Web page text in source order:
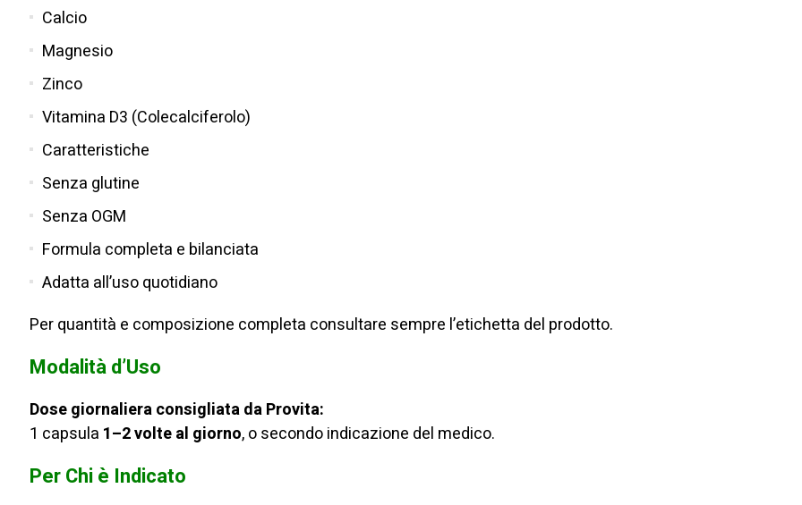
Calcio
Magnesio
Zinco
Vitamina D3 (Colecalciferolo)
Caratteristiche
Senza glutine
Senza OGM
Formula completa e bilanciata
Adatta all’uso quotidiano
Per quantità e composizione completa consultare sempre l’etichetta del prodotto.
Modalità d’Uso
Dose giornaliera consigliata da Provita:
1 capsula 1–2 volte al giorno, o secondo indicazione del medico.
Per Chi è Indicato